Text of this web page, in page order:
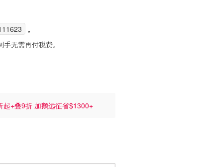
。
无需再付税费。
起+叠9折 加鹅远征省$1300+